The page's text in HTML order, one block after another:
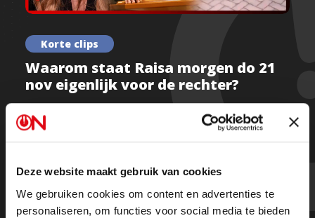
Deze website maakt gebruik van cookies
We gebruiken cookies om content en advertenties te
personaliseren, om functies voor social media te bieden
Korte clips
Waarom staat Raisa morgen do 21
nov eigenlijk voor de rechter?
Kijk deel 2